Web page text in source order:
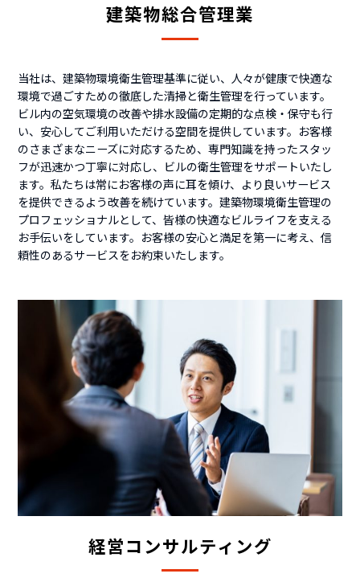
建築物総合管理業
当社は、建築物環境衛生管理基準に従い、人々が健康で快適な
環境で過ごすための徹底した清掃と衛生管理を行っています。
ビル内の空気環境の改善や排水設備の定期的な点検・保守も行
い、安心してご利用いただける空間を提供しています。お客様
のさまざまなニーズに対応するため、専門知識を持ったスタッ
フが迅速かつ丁寧に対応し、ビルの衛生管理をサポートいたし
ます。私たちは常にお客様の声に耳を傾け、より良いサービス
を提供できるよう改善を続けています。建築物環境衛生管理の
プロフェッショナルとして、皆様の快適なビルライフを支える
お手伝いをしています。お客様の安心と満足を第一に考え、信
頼性のあるサービスをお約束いたします。
経営コンサルティング